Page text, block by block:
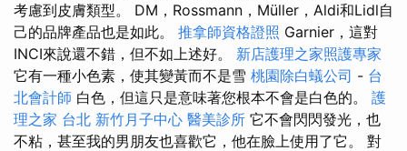
考慮到皮膚類型。 DM，Rossmann，Müller，Aldi和Lidl自
己的品牌產品也是如此。 推拿師資格證照 Garnier，這對
INCI來說還不錯，但不如上述好。 新店護理之家照護專家
它有一種小色素，使其變黃而不是雪 桃園除白蟻公司 - 台
北會計師 白色，但這只是意味著您根本不會是白色的。 護
理之家 台北 新竹月子中心 醫美診所 它不會閃閃發光，也
不粘，甚至我的男朋友也喜歡它，他在臉上使用了它。 對